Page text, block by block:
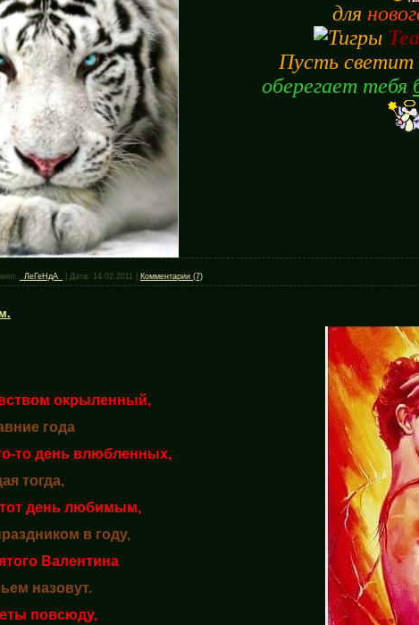
для
Пусть светит
оберегает тебя
_ЛеГеНдА_ Дата: 14.02.2011 Комментарии (7)
окрыленный,
года
то день влюбленных,
тогда,
день любимым,
в году,
Валентина
назовут.
повсюду,